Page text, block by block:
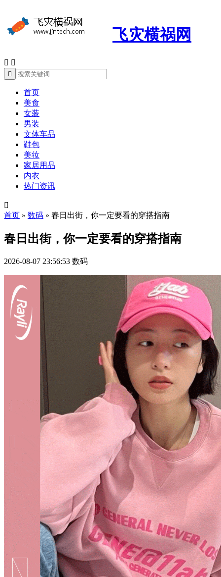
飞灾横祸网
 

首页
美食
女装
男装
文体车品
鞋包
美妆
家居用品
内衣
热门资讯

首页 » 数码 » 春日出街，你一定要看的穿搭指南
春日出街，你一定要看的穿搭指南
2026-08-07 23:56:53 数码